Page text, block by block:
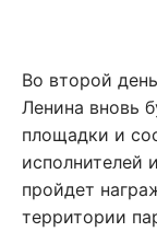
Во второй
Ленина вновь
площадки и
исполнителей
пройдет
территории